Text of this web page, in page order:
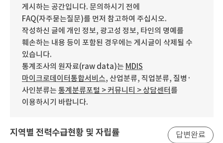
게시하는 공간입니다. 문의하시기 전에
FAQ(자주묻는질문)를 먼저 참고하여 주십시오.
작성하신 글에 개인 정보, 광고성 정보, 타인의 명예를
훼손하는 내용 등이 포함된 경우에는 게시글이 삭제될 수
있습니다.
통계조사의 원자료(raw data)는 MDIS
마이크로데이터통합서비스, 산업분류, 직업분류, 질병·
사인분류는 통계분류포털 > 커뮤니티 > 상담센터를
이용하시기 바랍니다.
지역별 전력수급현황 및 자립률 답변완료